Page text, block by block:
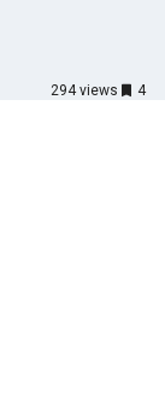
294 views 4